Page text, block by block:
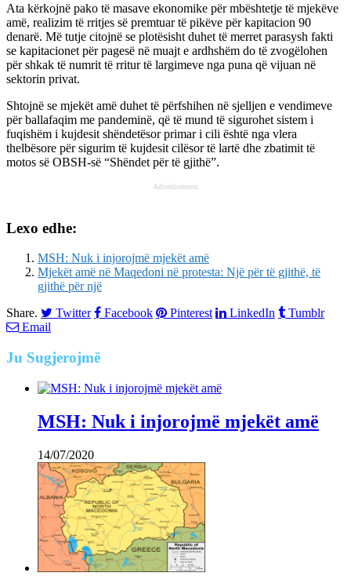
Ata kërkojnë pako të masave ekonomike për mbështetje të mjekëve
amë, realizim të rritjes së premtuar të pikëve për kapitacion 90
denarë. Më tutje citojnë se plotësisht duhet të merret parasysh fakti
se kapitacionet për pagesë në muajt e ardhshëm do të zvogëlohen
për shkak të numrit të rritur të largimeve nga puna që vijuan në
sektorin privat.
Shtojnë se mjekët amë duhet të përfshihen në sjelljen e vendimeve
për ballafaqim me pandeminë, që të mund të sigurohet sistem i
fuqishëm i kujdesit shëndetësor primar i cili është nga vlera
thelbësore për sigurim të kujdesit cilësor të lartë dhe zbatimit të
motos së OBSH-së “Shëndet për të gjithë”.
Advertisement
Lexo edhe:
MSH: Nuk i injorojmë mjekët amë
Mjekët amë në Maqedoni në protesta: Një për të gjithë, të
gjithë për një
Share.
Twitter Facebook Pinterest LinkedIn
Tumblr
Email
Ju Sugjerojmë
MSH: Nuk i injorojmë mjekët amë
14/07/2020